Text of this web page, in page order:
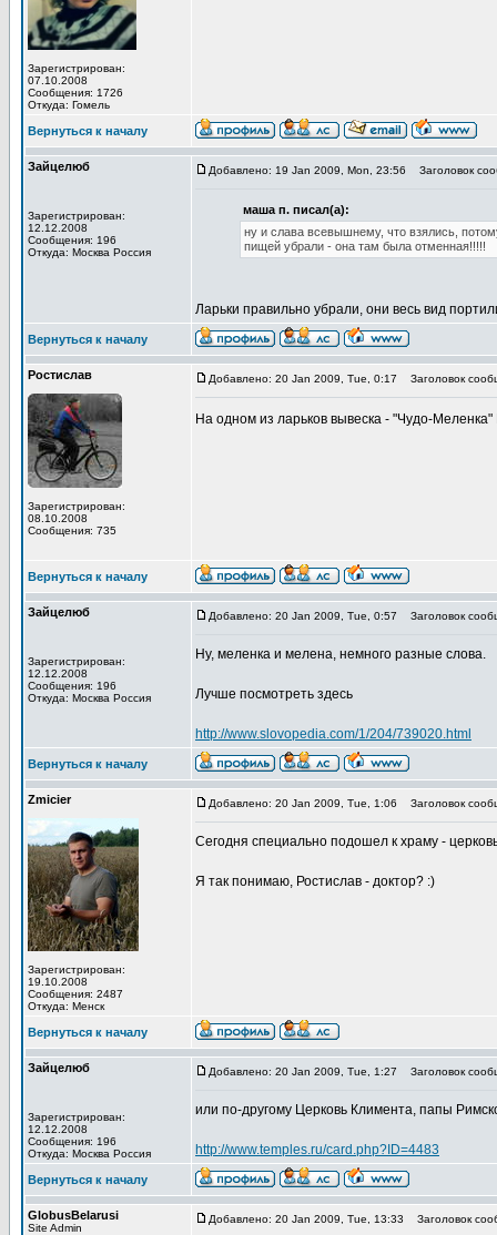
Зарегистрирован:
07.10.2008
Сообщения: 1726
Откуда: Гомель
Вернуться к началу
Зайцелюб
Зарегистрирован:
12.12.2008
Сообщения: 196
Откуда: Москва Россия
Добавлено: 19 Jan 2009, Mon, 23:56 Заголовок
маша п. писал(а):
ну и слава всевышнему, что взялись,
пищей убрали - она там была отменная!!!!!
Ларьки правильно убрали, они весь вид
Вернуться к началу
Ростислав
Зарегистрирован:
08.10.2008
Сообщения: 735
Добавлено: 20 Jan 2009, Tue, 0:17 Заголовок
На одном из ларьков вывеска - "Чудо-
Вернуться к началу
Зайцелюб
Зарегистрирован:
12.12.2008
Сообщения: 196
Откуда: Москва Россия
Добавлено: 20 Jan 2009, Tue, 0:57 Заголовок
Ну, меленка и мелена, немного разные слова.
Лучше посмотреть здесь
http://www.slovopedia.com/1/204/739020.html
Вернуться к началу
Zmicier
Зарегистрирован:
19.10.2008
Сообщения: 2487
Откуда: Менск
Добавлено: 20 Jan 2009, Tue, 1:06 Заголовок
Сегодня специально подошел к храму -
Я так понимаю, Ростислав - доктор? :)
Вернуться к началу
Зайцелюб
Зарегистрирован:
12.12.2008
Сообщения: 196
Откуда: Москва Россия
Добавлено: 20 Jan 2009, Tue, 1:27 Заголовок
или по-другому Церковь Климента, папы
http://www.temples.ru/card.php?ID=4483
Вернуться к началу
GlobusBelarusi
Site Admin
Добавлено: 20 Jan 2009, Tue, 13:33 Заголовок